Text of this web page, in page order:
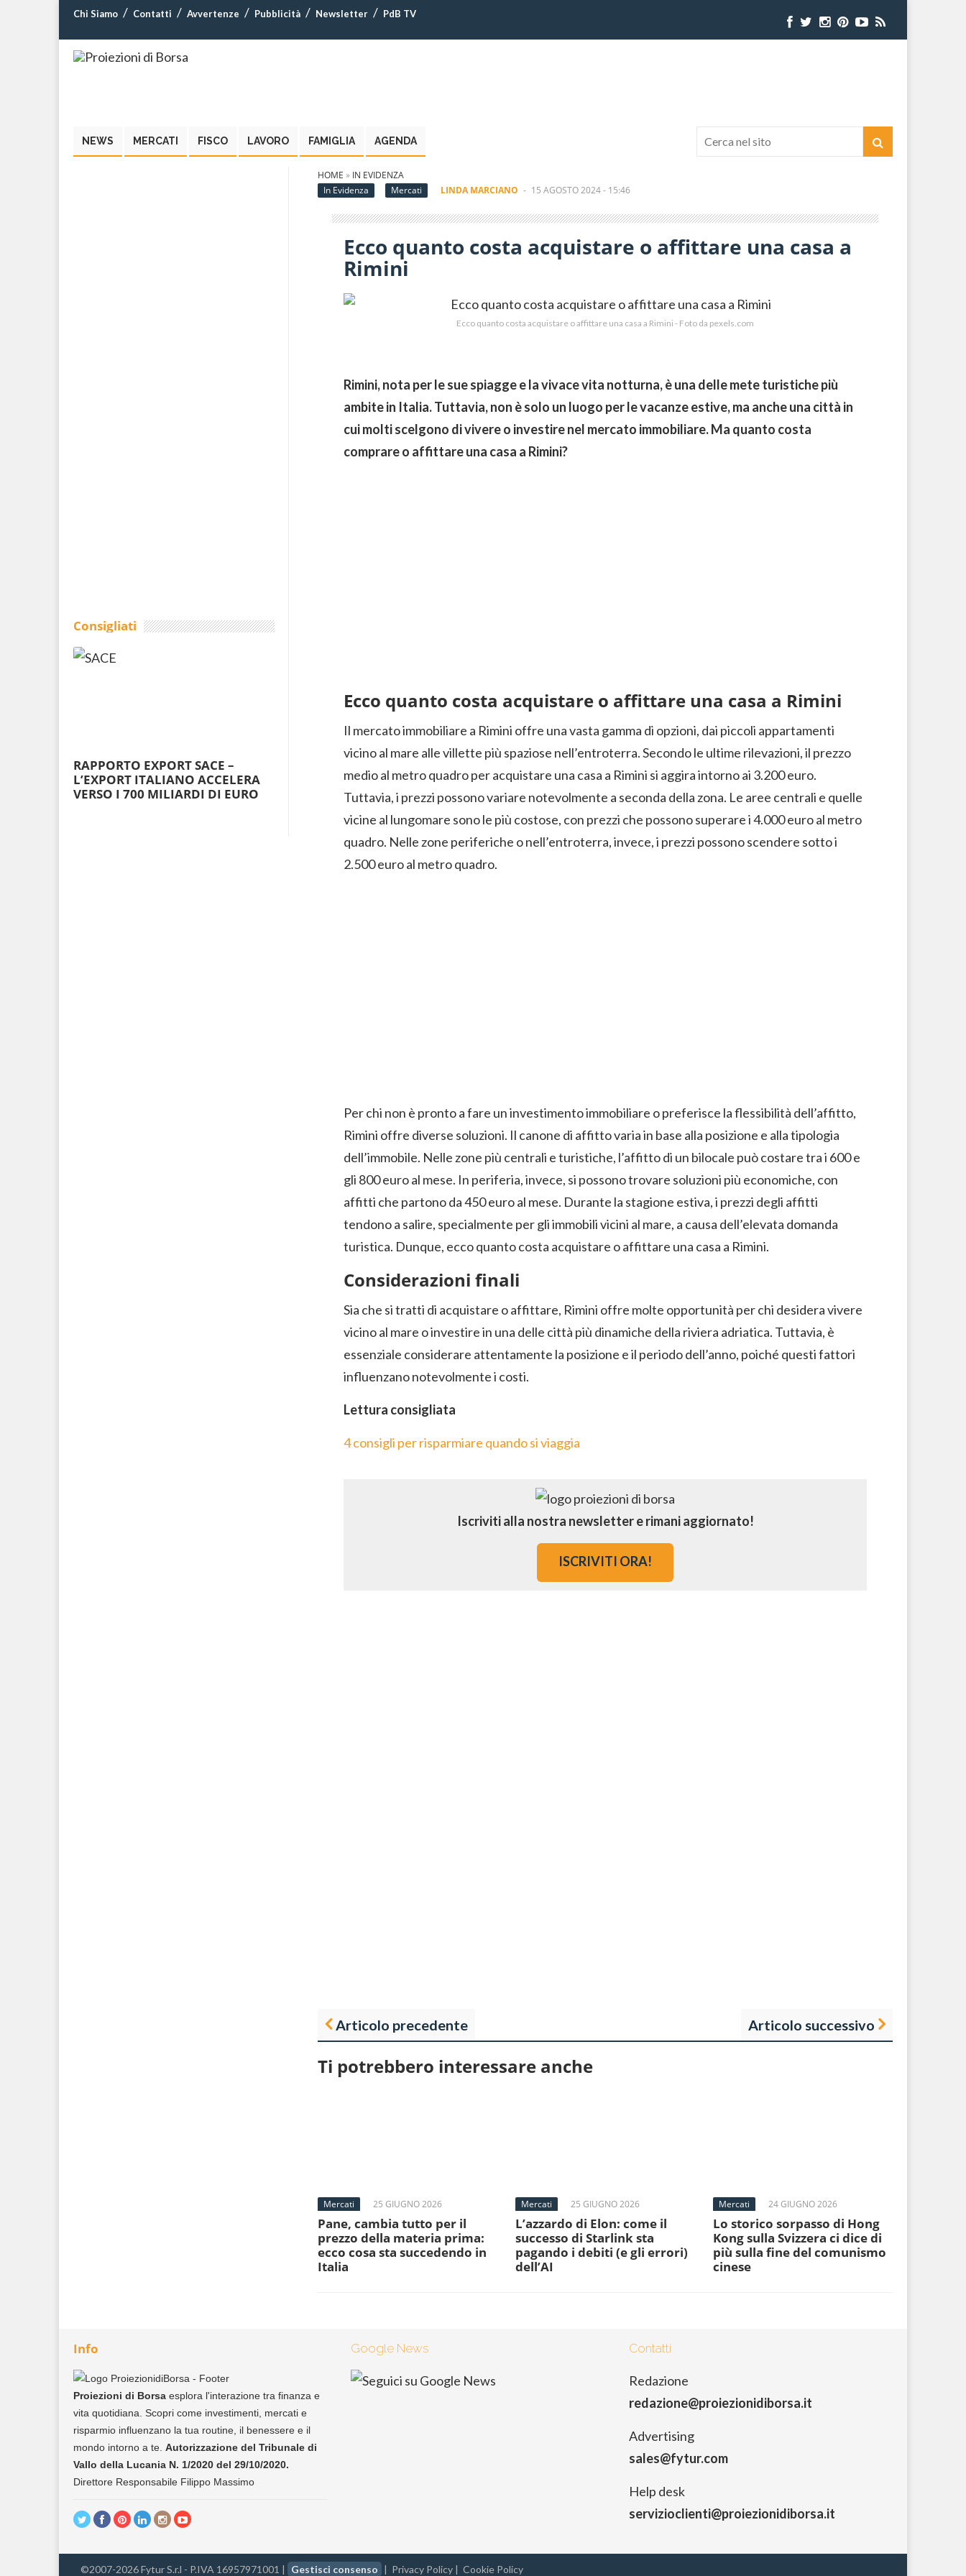
Chi Siamo Contatti Avvertenze Pubblicità Newsletter PdB TV
NEWS MERCATI FISCO LAVORO FAMIGLIA AGENDA
HOME » IN EVIDENZA
In Evidenza
Mercati LINDA MARCIANO - 15 AGOSTO 2024 - 15:46
Ecco quanto costa acquistare o affittare una casa a
Rimini
Ecco quanto costa acquistare o affittare una casa a Rimini - Foto da pexels.com
Rimini, nota per le sue spiagge e la vivace vita notturna, è una delle mete turistiche più
ambite in Italia. Tuttavia, non è solo un luogo per le vacanze estive, ma anche una città in
cui molti scelgono di vivere o investire nel mercato immobiliare. Ma quanto costa
comprare o affittare una casa a Rimini?
Ecco quanto costa acquistare o affittare una casa a Rimini
Il mercato immobiliare a Rimini offre una vasta gamma di opzioni, dai piccoli appartamenti
vicino al mare alle villette più spaziose nell’entroterra. Secondo le ultime rilevazioni, il prezzo
medio al metro quadro per acquistare una casa a Rimini si aggira intorno ai 3.200 euro.
Tuttavia, i prezzi possono variare notevolmente a seconda della zona. Le aree centrali e quelle
vicine al lungomare sono le più costose, con prezzi che possono superare i 4.000 euro al metro
quadro. Nelle zone periferiche o nell’entroterra, invece, i prezzi possono scendere sotto i
2.500 euro al metro quadro.
Per chi non è pronto a fare un investimento immobiliare o preferisce la flessibilità dell’affitto,
Rimini offre diverse soluzioni. Il canone di affitto varia in base alla posizione e alla tipologia
dell’immobile. Nelle zone più centrali e turistiche, l’affitto di un bilocale può costare tra i 600 e
gli 800 euro al mese. In periferia, invece, si possono trovare soluzioni più economiche, con
affitti che partono da 450 euro al mese. Durante la stagione estiva, i prezzi degli affitti
tendono a salire, specialmente per gli immobili vicini al mare, a causa dell’elevata domanda
turistica. Dunque, ecco quanto costa acquistare o affittare una casa a Rimini.
Considerazioni finali
Sia che si tratti di acquistare o affittare, Rimini offre molte opportunità per chi desidera vivere
vicino al mare o investire in una delle città più dinamiche della riviera adriatica. Tuttavia, è
essenziale considerare attentamente la posizione e il periodo dell’anno, poiché questi fattori
influenzano notevolmente i costi.
Lettura consigliata
4 consigli per risparmiare quando si viaggia
Iscriviti alla nostra newsletter e rimani aggiornato!
ISCRIVITI ORA!
Articolo precedente Articolo successivo
Ti potrebbero interessare anche
Mercati 25 GIUGNO 2026
Pane, cambia tutto per il
prezzo della materia prima:
ecco cosa sta succedendo in
Italia
Mercati 25 GIUGNO 2026
L’azzardo di Elon: come il
successo di Starlink sta
pagando i debiti (e gli errori)
dell’AI
Mercati 24 GIUGNO 2026
Lo storico sorpasso di Hong
Kong sulla Svizzera ci dice di
più sulla fine del comunismo
cinese
Consigliati
RAPPORTO EXPORT SACE –
L’EXPORT ITALIANO ACCELERA
VERSO I 700 MILIARDI DI EURO
Info
Proiezioni di Borsa esplora l'interazione tra finanza e
vita quotidiana. Scopri come investimenti, mercati e
risparmio influenzano la tua routine, il benessere e il
mondo intorno a te. Autorizzazione del Tribunale di
Vallo della Lucania N. 1/2020 del 29/10/2020.
Direttore Responsabile Filippo Massimo
Google News Contatti
Redazione
redazione@proiezionidiborsa.it
Advertising
sales@fytur.com
Help desk
servizioclienti@proiezionidiborsa.it
©2007-2026 Fytur S.r.l - P.IVA 16957971001 | Gestisci consenso | Privacy Policy | Cookie Policy